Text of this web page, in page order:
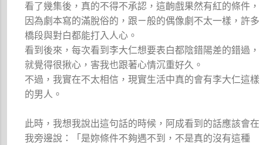
看了幾集後，真的不得不承認，這齣戲果然有紅的條件，
因為劇本寫的滿脫俗的，跟ㄧ般的偶像劇不太一樣，許多
橋段與對白都能打入人心。
看到後來，每次看到李大仁想要表白都陰錯陽差的錯過，
就覺得很揪心，害我也跟著心情沉重好久。
不過，我實在不太相信，現實生活中真的會有李大仁這樣
的男人。
此時，我想我說出這句話的時候，阿成看到的話應該會在
我旁邊說：「是妳條件不夠遇不到，不是真的沒有這種